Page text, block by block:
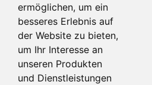
ermöglichen, um ein
besseres Erlebnis auf
der Website zu bieten,
um Ihr Interesse an
unseren Produkten
und Dienstleistungen